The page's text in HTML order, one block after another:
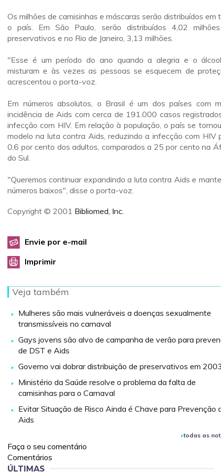
Os milhões de camisinhas e máscaras serão distribuídos em
o país. Em São Paulo, serão distribuídos 4,02
preservativos e no Rio de Janeiro, 3,13 milhões.
"Esse é um período do ano quando a alegria e o
misturam e às vezes as pessoas se esquecem de
acrescentou o porta-voz.
Em números absolutos, o Brasil é um dos países com
incidência de Aids com cerca de 191.000 casos
infecção com HIV. Em relação à população, o país se
modelo na luta contra Aids, reduzindo a infecção com HIV
0,6 por cento dos adultos, comparados a 25 por cento na
do Sul.
"Queremos continuar expandindo a luta contra Aids e
números baixos", disse o porta-voz.
Copyright © 2001 Bibliomed, Inc.
Envie por e-mail
Imprimir
Veja também
Mulheres são mais vulneráveis a doenças sexualmente
transmissíveis no carnaval
Gays jovens são alvo de campanha de verão para
de DST e Aids
Governo vai dobrar distribuição de preservativos em
Ministério da Saúde resolve o problema da falta de
camisinhas para o Carnaval
Evitar Situação de Risco Ainda é Chave para Prevenção
Aids
todas as
Faça o seu comentário
Comentários
ÚLTIMAS